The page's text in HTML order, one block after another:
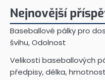
Nejnovější
Baseballové pálky pro
švihu, Odolnost
Velikosti baseballových
předpisy, délka, hmotnost